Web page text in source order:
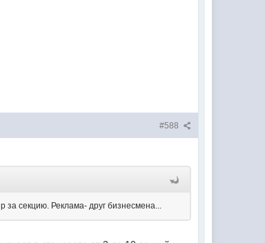
#588
за секцию. Реклама- друг бизнесмена...